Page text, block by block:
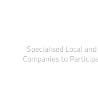
1,235 Specialised Local
Companies to